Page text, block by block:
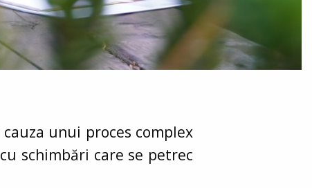
unui proces complex
schimbări care se petrec